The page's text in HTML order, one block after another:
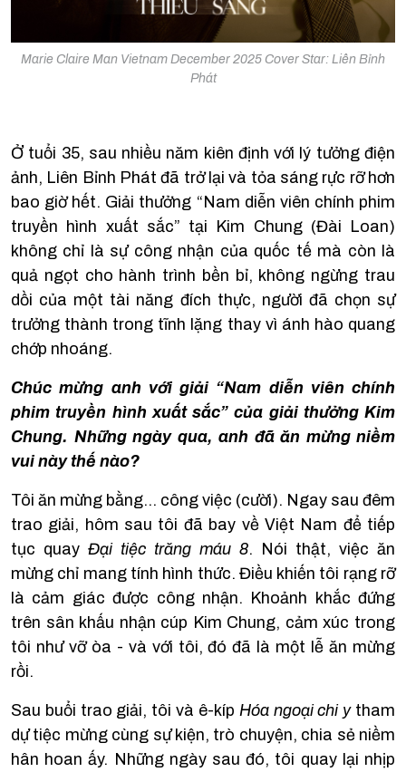
Marie Claire Man Vietnam December 2025 Cover Star: Liên Bỉnh
Phát
Ở tuổi 35, sau nhiều năm kiên định với lý tưởng điện
ảnh, Liên Bỉnh Phát đã trở lại và tỏa sáng rực rỡ hơn
bao giờ hết. Giải thưởng “Nam diễn viên chính phim
truyền hình xuất sắc” tại Kim Chung (Đài Loan)
không chỉ là sự công nhận của quốc tế mà còn là
quả ngọt cho hành trình bền bỉ, không ngừng trau
dồi của một tài năng đích thực, người đã chọn sự
trưởng thành trong tĩnh lặng thay vì ánh hào quang
chớp nhoáng.
Chúc mừng anh với giải “Nam diễn viên chính
phim truyền hình xuất sắc” của giải thưởng Kim
Chung. Những ngày qua, anh đã ăn mừng niềm
vui này thế nào?
Tôi ăn mừng bằng… công việc (cười). Ngay sau đêm
trao giải, hôm sau tôi đã bay về Việt Nam để tiếp
tục quay Đại tiệc trăng máu 8. Nói thật, việc ăn
mừng chỉ mang tính hình thức. Điều khiến tôi rạng rỡ
là cảm giác được công nhận. Khoảnh khắc đứng
trên sân khấu nhận cúp Kim Chung, cảm xúc trong
tôi như vỡ òa - và với tôi, đó đã là một lễ ăn mừng
rồi.
Sau buổi trao giải, tôi và ê-kíp Hóa ngoại chi ytham
dự tiệc mừng cùng sự kiện, trò chuyện, chia sẻ niềm
hân hoan ấy. Những ngày sau đó, tôi quay lại nhịp